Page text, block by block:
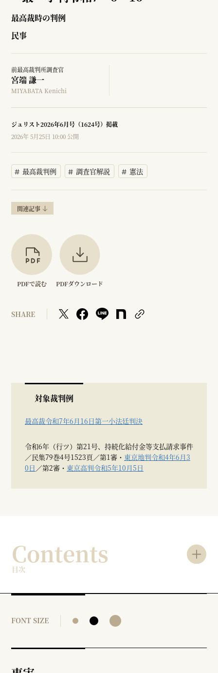
最高裁時の判例
民事
前最高裁判所調査官
宮端 謙一
MIYABATA Kenichi
ジュリスト2026年6月号（1624号）掲載
2026年 5月25日 10:00 公開
最高裁判例 調査官解説 憲法
関連記事
PDFで読む PDFダウンロード
SHARE
対象裁判例
最高裁令和7年6月16日第一小法廷判決
令和6年（行ツ）第21号、持続化給付金等支払請求事件
／民集79巻4号1523頁／第1審・ 東京地判令和4年6月3
0日 ／第2審・ 東京高判令和5年10月5日
Contents
目次
FONT SIZE